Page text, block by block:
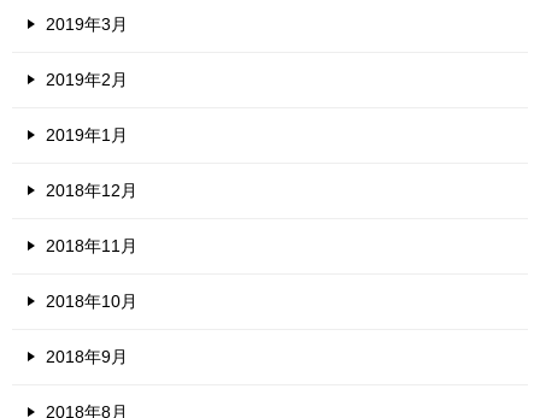
2019年3月
2019年2月
2019年1月
2018年12月
2018年11月
2018年10月
2018年9月
2018年8月